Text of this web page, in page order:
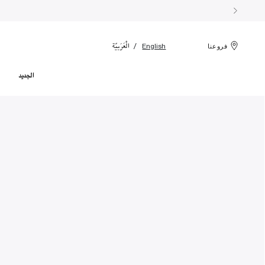
فروعنا English الْعَرَبيّة
الجديد